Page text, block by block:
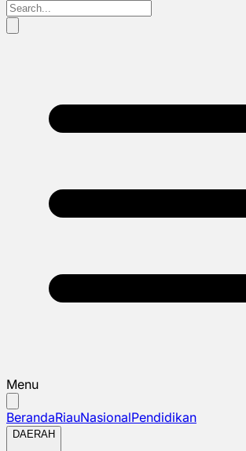
Menu
BerandaRiauNasionalPendidikan
DAERAH